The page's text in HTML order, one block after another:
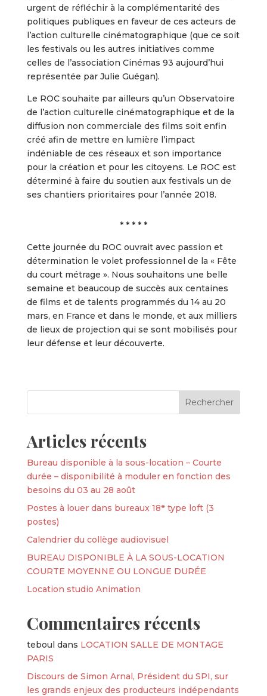
urgent de réfléchir à la complémentarité des
politiques publiques en faveur de ces acteurs de
l’action culturelle cinématographique (que ce soit
les festivals ou les autres initiatives comme
celles de l’association Cinémas 93 aujourd’hui
représentée par Julie Guégan).
Le ROC souhaite par ailleurs qu’un Observatoire
de l’action culturelle cinématographique et de la
diffusion non commerciale des films soit enfin
créé afin de mettre en lumière l’impact
indéniable de ces réseaux et son importance
pour la création et pour les citoyens. Le ROC est
déterminé à faire du soutien aux festivals un de
ses chantiers prioritaires pour l’année 2018.
* * * * *
Cette journée du ROC ouvrait avec passion et
détermination le volet professionnel de la « Fête
du court métrage ». Nous souhaitons une belle
semaine et beaucoup de succès aux centaines
de films et de talents programmés du 14 au 20
mars, en France et dans le monde, et aux milliers
de lieux de projection qui se sont mobilisés pour
leur défense et leur découverte.
Articles récents
Bureau disponible à la sous-location – Courte
durée – disponibilité à moduler en fonction des
besoins du 03 au 28 août
Postes à louer dans bureaux 18ᵉ type loft (3
postes)
Calendrier du collège audiovisuel
BUREAU DISPONIBLE À LA SOUS-LOCATION
COURTE MOYENNE OU LONGUE DURÉE
Location studio Animation
Commentaires récents
teboul dans LOCATION SALLE DE MONTAGE
PARIS
Discours de Simon Arnal, Président du SPI, sur
les grands enjeux des producteurs indépendants